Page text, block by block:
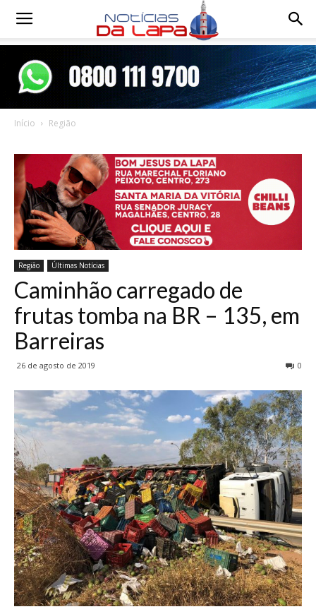
Notícias
Início Região
Região Últimas Notícias
Caminhão carregado de
frutas tomba na BR – 135, em
Barreiras
26 de agosto de 2019 0